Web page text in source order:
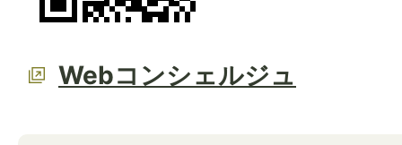
Webコンシェルジュ